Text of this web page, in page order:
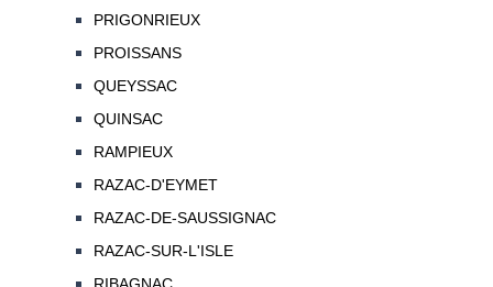
PRIGONRIEUX
PROISSANS
QUEYSSAC
QUINSAC
RAMPIEUX
RAZAC-D'EYMET
RAZAC-DE-SAUSSIGNAC
RAZAC-SUR-L'ISLE